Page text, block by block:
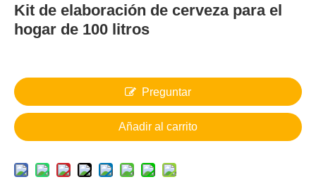
Kit de elaboración de cerveza para el
hogar de 100 litros
Preguntar
Añadir al carrito